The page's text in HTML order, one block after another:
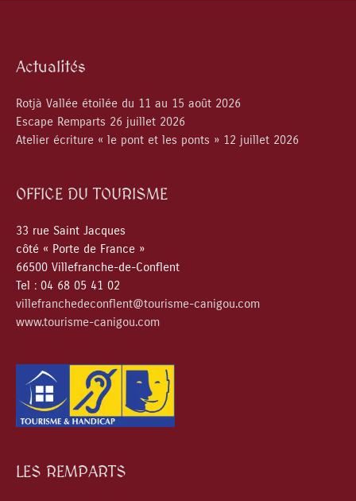
Actualités
Rotjà Vallée étoilée du 11 au 15 août 2026
Escape Remparts 26 juillet 2026
Atelier écriture « le pont et les ponts » 12 juillet 2026
OFFICE DU TOURISME
33 rue Saint Jacques
côté « Porte de France »
66500 Villefranche-de-Conflent
Tel : 04 68 05 41 02
villefranchedeconflent@tourisme-canigou.com
www.tourisme-canigou.com
LES REMPARTS